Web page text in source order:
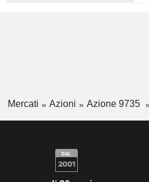
Mercati Azioni Azione 9735